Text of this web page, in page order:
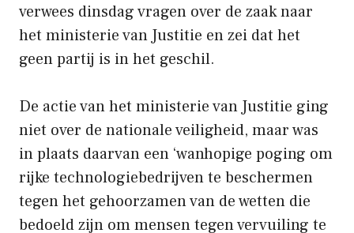
verwees dinsdag vragen over de zaak naar
het ministerie van Justitie en zei dat het
geen partij is in het geschil.
De actie van het ministerie van Justitie ging
niet over de nationale veiligheid, maar was
in plaats daarvan een ‘wanhopige poging om
rijke technologiebedrijven te beschermen
tegen het gehoorzamen van de wetten die
bedoeld zijn om mensen tegen vervuiling te